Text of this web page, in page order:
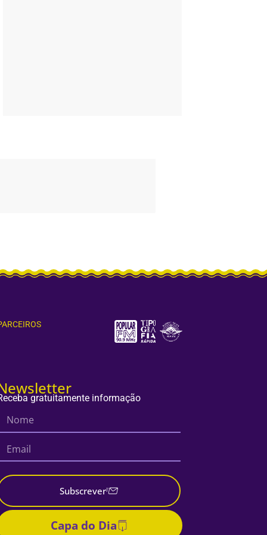
gratuitamente informação
Subscrever
Capa do Dia